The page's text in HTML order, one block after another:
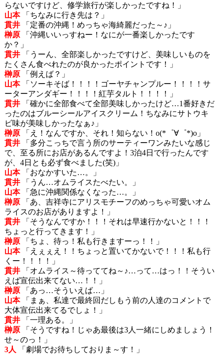
らないですけど、修学旅行が楽しかったですね！」
山本「ちなみに行き先は？」
貫井「定番の沖縄！めっちゃ海綺麗だった～♪」
榊原「沖縄いいっすねー！なにが一番楽しかったです
か？」
貫井「うーん、全部楽しかったですけど、美味しいものを
たくさん食べれたのが良かったポイントです！」
榊原「例えば？」
山本「ソーキそば！！！！ゴーヤチャンプルー！！！！サ
ーターアンダギー！！！！紅芋タルト！！！！」
貫井「確かに全部食べて全部美味しかったけど…1番好きだ
ったのはブルーシールアイスクリーム！ちなみにサトウキ
ビ味が美味しかったなぁ♪」
榊原「え！なんですか、それ！知らない！o(*゜∀゜*)o」
貫井「多分こっちで言う所のサーティーワンみたいな感じ
で、至る所にお店があるんですよ！3泊4日で行ったんです
が、4日とも必ず食べました(笑)」
山本「おなかすいた…。」
貫井「うん…オムライスたべたい。」
山本「急に沖縄関係なくなった…。」
榊原「あ、吉祥寺にアリスモチーフのめっちゃ可愛いオム
ライスのお店がありますよ！」
貫井「そうなんですか！！！それは早速行かないと！！！
ちょっと行ってきます！」
榊原「ちょ、待っ！私も行きますーっ！！」
山本「えぇぇえ！！ちょっと置いてかないで！！！私も行
くー！！！！」
貫井「オムライス～待っててね～♪…って…はっ！！そうい
えば宣伝出来てない…！！」
榊原「あっ…そういえば…」
山本「まぁ、私達で最終回だしもう前の人達のコメントで
大体宣伝出来てるでしょ！」
貫井「一理ある。」
榊原「そうですね！じゃあ最後は3人一緒にしめましょう！
せ～のっ！」
3人
「劇場でお待ちしておりま～す！」